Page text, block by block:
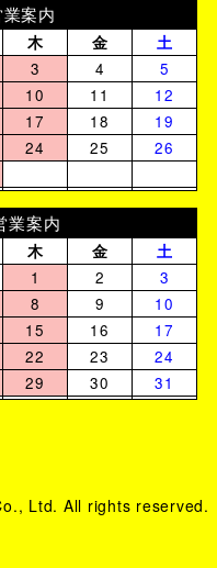
案内
木 金
土
3 4
5
10 11
12
17 18
19
24 25
26
業案内
木 金
土
1
2
3
8 9
10
15 16
17
22 23
24
29 30 31
Ltd. All rights reserved.